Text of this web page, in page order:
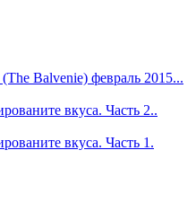
Balvenie) февраль 2015...
вкуса. Часть 2..
вкуса. Часть 1.